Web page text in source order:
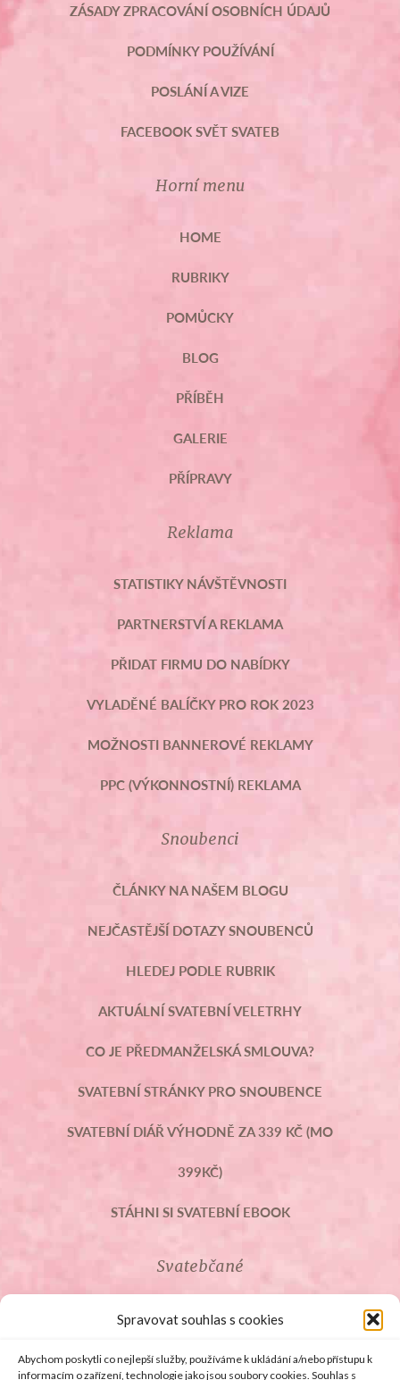
Spravovat souhlas s cookies
Abychom poskytli co nejlepší služby, používáme k ukládání a/nebo přístupu k
informacím o zařízení, technologie jako jsou soubory cookies. Souhlas s
ZÁSADY ZPRACOVÁNÍ OSOBNÍCH ÚDAJŮ
PODMÍNKY POUŽÍVÁNÍ
POSLÁNÍ A VIZE
FACEBOOK SVĚT SVATEB
Horní menu
HOME
RUBRIKY
POMŮCKY
BLOG
PŘÍBĚH
GALERIE
PŘÍPRAVY
Reklama
STATISTIKY NÁVŠTĚVNOSTI
PARTNERSTVÍ A REKLAMA
PŘIDAT FIRMU DO NABÍDKY
VYLADĚNÉ BALÍČKY PRO ROK 2023
MOŽNOSTI BANNEROVÉ REKLAMY
PPC (VÝKONNOSTNÍ) REKLAMA
Snoubenci
ČLÁNKY NA NAŠEM BLOGU
NEJČASTĚJŠÍ DOTAZY SNOUBENCŮ
HLEDEJ PODLE RUBRIK
AKTUÁLNÍ SVATEBNÍ VELETRHY
CO JE PŘEDMANŽELSKÁ SMLOUVA?
SVATEBNÍ STRÁNKY PRO SNOUBENCE
SVATEBNÍ DIÁŘ VÝHODNĚ ZA 339 KČ (MO
399KČ)
STÁHNI SI SVATEBNÍ EBOOK
Svatebčané
ROZCESTNÍK PRO SVATEBČANY
SVATEBNÍ PROSLOVY